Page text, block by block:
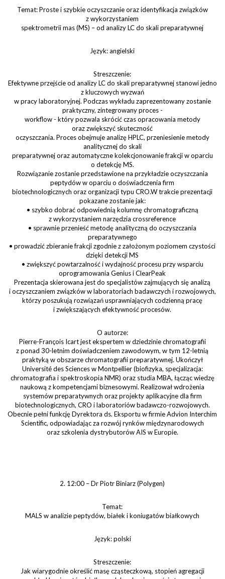
Temat: Proste i szybkie oczyszczanie oraz identyfikacja związków
z wykorzystaniem
spektrometrii mas (MS) – od analizy LC do skali preparatywnej
Język: angielski
Streszczenie:
Efektywne przejście od analizy LC do skali preparatywnej stanowi jedno
z kluczowych wyzwań
w pracy laboratoryjnej. Podczas wykładu zaprezentowany zostanie
praktyczny, zintegrowany proces -
workflow - który pozwala skrócić czas opracowania metody
oraz zwiększyć skuteczność
oczyszczania. Proces obejmuje analizę HPLC, przeniesienie metody
analitycznej do skali
preparatywnej oraz automatyczne kolekcjonowanie frakcji w oparciu
o detekcję MS.
Rozwiązanie zostanie przedstawione na przykładzie oczyszczania
peptydów w oparciu o doświadczenia firm
biotechnologicznych oraz organizacji typu CRO.W trakcie prezentacji
pokazane zostanie jak:
• szybko dobrać odpowiednią kolumnę chromatograficzną
z wykorzystaniem narzędzia crossreference
• sprawnie przenieść metodę analityczną do oczyszczania
preparatywnego
• prowadzić zbieranie frakcji zgodnie z założonym poziomem czystości
dzięki detekcji MS
• zwiększyć powtarzalność i wydajność procesu przy wsparciu
oprogramowania Genius i ClearPeak
Prezentacja skierowana jest do specjalistów zajmujących się analizą
i oczyszczaniem związków w laboratoriach badawczych i rozwojowych,
którzy poszukują rozwiązań usprawniających codzienną pracę
i zwiększających efektywność procesów.
O autorze:
Pierre-François Icart jest ekspertem w dziedzinie chromatografii
z ponad 30-letnim doświadczeniem zawodowym, w tym 12-letnią
praktyką w obszarze chromatografii preparatywnej. Ukończył
Université des Sciences w Montpellier (biofizyka, specjalizacja:
chromatografia i spektroskopia NMR) oraz studia MBA, łącząc wiedzę
naukową z kompetencjami biznesowymi. Realizował wdrożenia
systemów preparatywnych oraz projekty aplikacyjne dla firm
biotechnologicznych, CRO i laboratoriów badawczo-rozwojowych.
Obecnie pełni funkcję Dyrektora ds. Eksportu w firmie Advion Interchim
Scientific, odpowiadając za rozwój rynków międzynarodowych
oraz szkolenia dystrybutorów AIS w Europie.
2. 12:00 – Dr Piotr Biniarz (Polygen)
Temat:
MALS w analizie peptydów, białek i koniugatów białkowych
Język: polski
Streszczenie:
Jak wiarygodnie określić masę cząsteczkową, stopień agregacji